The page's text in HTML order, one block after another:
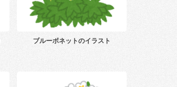
ブルーボネットのイラスト